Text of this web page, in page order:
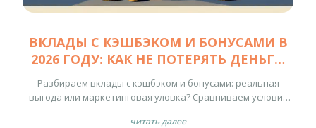
ВКЛАДЫ С КЭШБЭКОМ И БОНУСАМИ В
2026 ГОДУ: КАК НЕ ПОТЕРЯТЬ ДЕНЬГИ
НА МАРКЕТИНГЕ
Разбираем вклады с кэшбэком и бонусами: реальная
выгода или маркетинговая уловка? Сравниваем условия
читать далее